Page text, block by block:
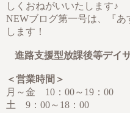
しくおねがいいたします♪
NEWブログ第一号は、『
します！
進路支援型放課後等デイ
＜営業時間＞
月～金 10：00～19：00
土 9：00～18：00